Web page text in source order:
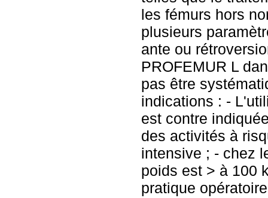
les fémurs hors
plusieurs
ante ou
PROFEMUR L
pas être
indications : -
est contre
des activités à
intensive ; - chez
poids est > à 100
pratique